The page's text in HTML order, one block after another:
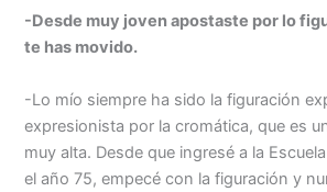
-Desde muy joven apostaste por lo
te has movido.
-Lo mío siempre ha sido la figuración
expresionista por la cromática, que es
muy alta. Desde que ingresé a la
el año 75, empecé con la figuración y